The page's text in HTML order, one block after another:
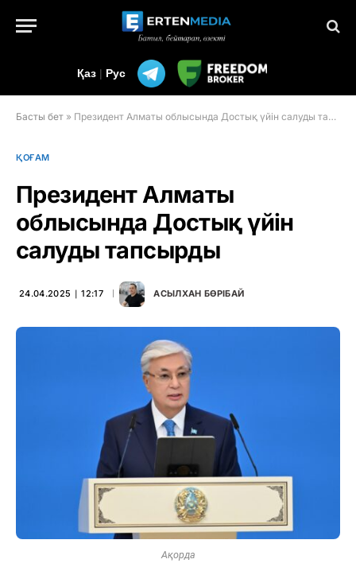
Қаз | Рус
Басты бет » Президент Алматы облысында Достық үйін салуды тапсырды
ҚОҒАМ
Президент Алматы
облысында Достық үйін
салуды тапсырды
24.04.2025 ∣ 12:17 АСЫЛХАН БӨРІБАЙ
Ақорда